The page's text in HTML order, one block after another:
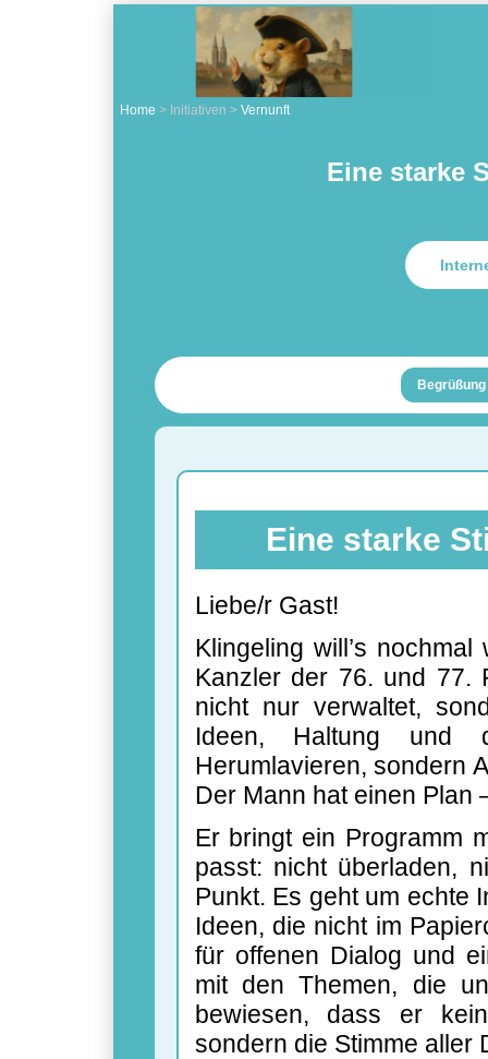
Home > Initiativen > Vernunft
Eine starke
Begrüßung
Eine starke
Liebe/r Gast!
Klingeling will’s
Kanzler der 76. und 77.
nicht nur verwaltet,
Ideen, Haltung und
Herumlavieren, sondern
Der Mann hat einen Plan
Er bringt ein Programm
passt: nicht überladen,
Punkt. Es geht um echte
Ideen, die nicht im
für offenen Dialog und
mit den Themen, die
bewiesen, dass er
sondern die Stimme aller